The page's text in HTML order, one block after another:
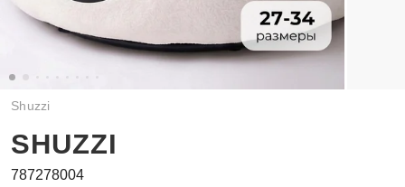
Shuzzi
SHUZZI
787278004